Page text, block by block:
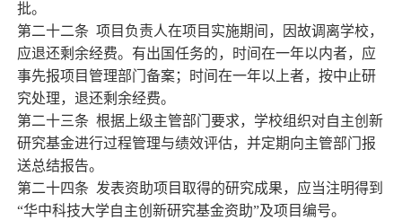
批。
第二十二条 项目负责人在项目实施期间，因故调离学校，
应退还剩余经费。有出国任务的，时间在一年以内者，应
事先报项目管理部门备案；时间在一年以上者，按中止研
究处理，退还剩余经费。
第二十三条 根据上级主管部门要求，学校组织对自主创新
研究基金进行过程管理与绩效评估，并定期向主管部门报
送总结报告。
第二十四条 发表资助项目取得的研究成果，应当注明得到
“华中科技大学自主创新研究基金资助”及项目编号。